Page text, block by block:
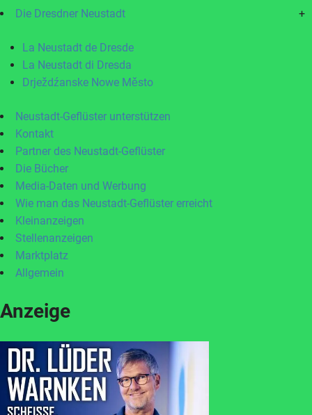
Die Dresdner Neustadt +
La Neustadt de Dresde
La Neustadt di Dresda
Drježdźanske Nowe Město
Neustadt-Geflüster unterstützen
Kontakt
Partner des Neustadt-Geflüster
Die Bücher
Media-Daten und Werbung
Wie man das Neustadt-Geflüster erreicht
Kleinanzeigen
Stellenanzeigen
Marktplatz
Allgemein
Anzeige